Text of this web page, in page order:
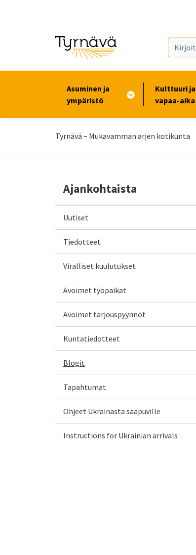
Asuminen ja
ympäristö
Kulttuuri ja
vapaa-aika
Tyrnävä – Mukavamman arjen kotikunta
Ajankohtaista
Uutiset
Tiedotteet
Viralliset kuulutukset
Avoimet työpaikat
Avoimet tarjouspyynnöt
Kuntatiedotteet
Blogit
Tapahtumat
Ohjeet Ukrainasta saapuville
Instructions for Ukrainian arrivals